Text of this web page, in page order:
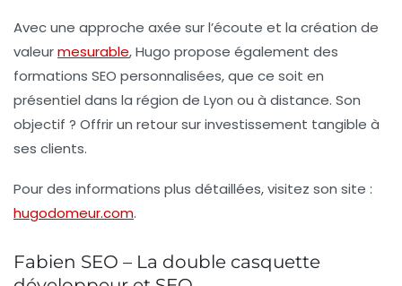
Avec une approche axée sur l’écoute et la création de
valeurmesurable, Hugo propose également des
formations SEO personnalisées, que ce soit en
présentiel dans la région de Lyon ou à distance. Son
objectif ? Offrir un retour sur investissement tangible à
ses clients.
Pour des informations plus détaillées, visitez son site :
hugodomeur.com.
Fabien SEO – La double casquette